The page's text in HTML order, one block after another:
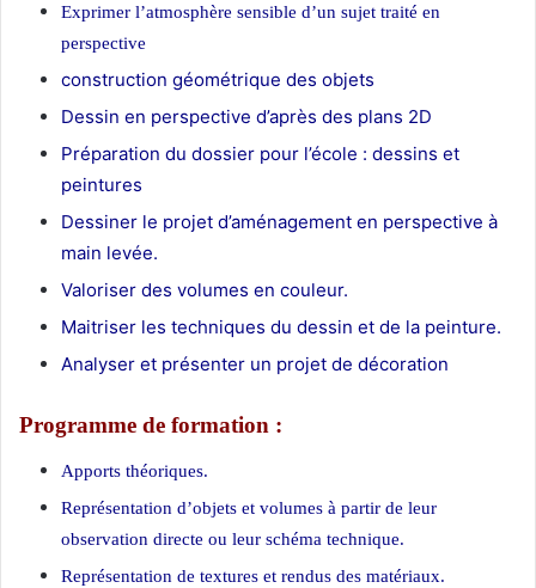
Exprimer l’atmosphère sensible d’un sujet traité en
perspective
construction géométrique des objets
Dessin en perspective d’après des plans 2D
Préparation du dossier pour l’école : dessins et
peintures
Dessiner le projet d’aménagement en perspective à
main levée.
Valoriser des volumes en couleur.
Maitriser les techniques du dessin et de la peinture.
Analyser et présenter un projet de décoration
Programme de formation :
Apports théoriques.
Représentation d’objets et volumes à partir de leur
observation directe ou leur schéma technique.
Représentation de textures et rendus des matériaux.